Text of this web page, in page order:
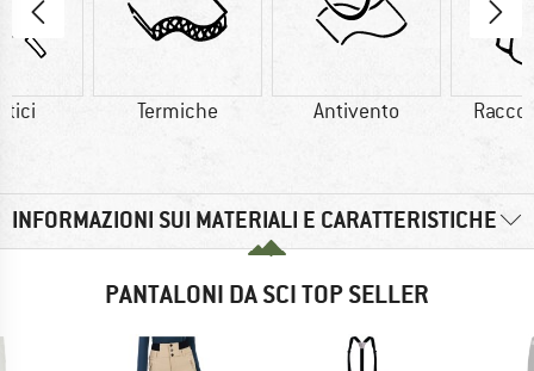
Termiche Antivento
INFORMAZIONI SUI MATERIALI E CARATTERISTICHE
PANTALONI DA SCI TOP SELLER